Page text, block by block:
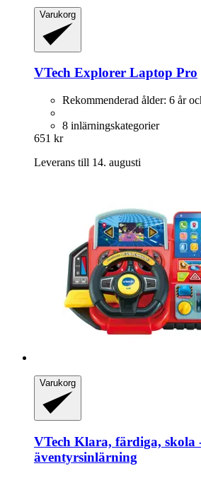
Varukorg
VTech Explorer Laptop Pro
Rekommenderad ålder: 6 år
8 inlärningskategorier
651 kr
Leverans till 14. augusti
Varukorg
VTech Klara, färdiga, skola
äventyrsinlärning